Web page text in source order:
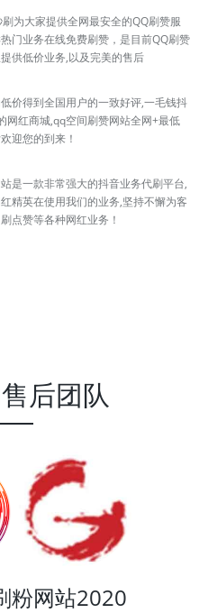
为大家提供全网最安全的QQ刷赞服
门业务在线免费刷赞，是目前QQ刷赞
供低价业务,以及完美的售后
价得到全国用户的一致好评,一毛钱抖
网红商城,qq空间刷赞网站全网+最低
迎您的到来！
是一款非常强大的抖音业务代刷平台,
精英在使用我们的业务,坚持不懈为客
点赞等各种网红业务！
后团队
粉网站2020